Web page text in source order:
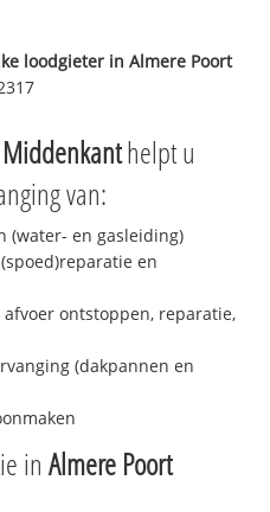
loodgieter inAlmere Poort
helpt u
van:
(water- en gasleiding)
en
ontstoppen, reparatie,
(dakpannen en
inAlmere Poort